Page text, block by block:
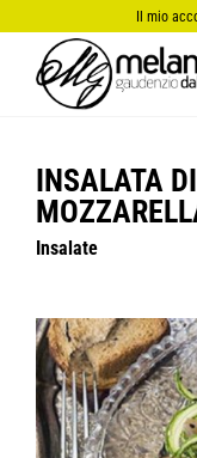
al
contenuto
Il mio
INSALATA
Insalate